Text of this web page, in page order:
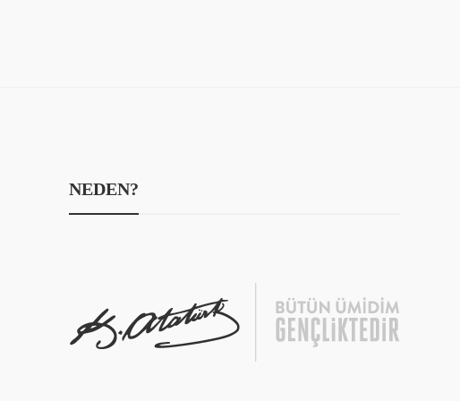
NEDEN?